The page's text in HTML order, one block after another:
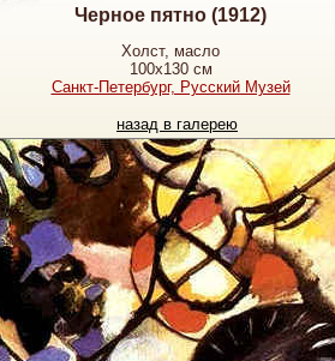
Черное пятно (1912)
Холст, масло
100х130 см
Санкт-Петербург, Русский Музей
назад в галерею